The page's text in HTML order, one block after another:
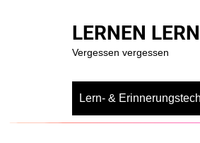
LERNEN
Vergessen vergessen
Lern- &